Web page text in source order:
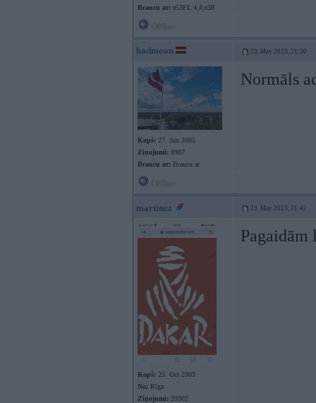
Braucu ar: e53FL 4,4;e38
badmoon 23. May 2023, 21:30
Kopš: 27. Jun 2005
Ziņojumi: 8907
Braucu ar: Braucu ar
Normāls
martinez 23. May 2023, 21:42
Kopš: 25. Oct 2003
No: Rīga
Ziņojumi: 29302
Pagaidām